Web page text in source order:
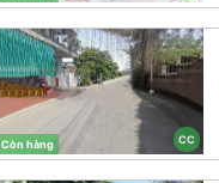
CC
Còn hàng